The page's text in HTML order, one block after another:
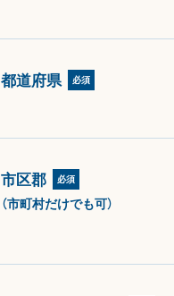
都道府県 必須
市区郡 必須
（市町村だけでも可）